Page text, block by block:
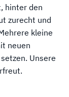
hinter den
zurecht und
kleine
neuen
Unsere